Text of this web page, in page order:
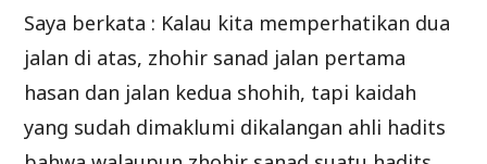
Saya berkata : Kalau kita memperhatikan dua
jalan di atas, zhohir sanad jalan pertama
hasan dan jalan kedua shohih, tapi kaidah
yang sudah dimaklumi dikalangan ahli hadits